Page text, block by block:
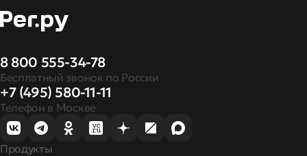
8 800 555-34-78
Бесплатный звонок по России
+7 (495) 580-11-11
Телефон в Москве
Продукты